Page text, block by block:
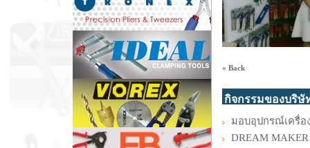
« Back
กิจกรรมของบริษั
มอบอุปกรณ์เครื่อ
DREAM MAKER